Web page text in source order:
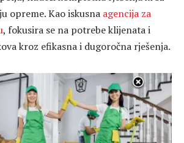
opreme. Kao iskusna agencija za
, fokusira se na potrebe klijenata i
kroz efikasna i dugoročna rješenja.